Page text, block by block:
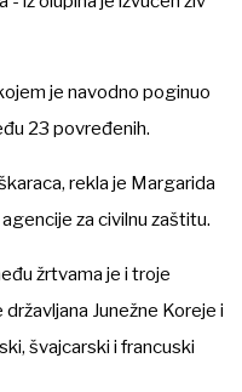
je navodno poginuo
23 povređenih.
rekla je Margarida
za civilnu zaštitu.
žrtvama je i troje
Junežne Koreje i
švajcarski i francuski